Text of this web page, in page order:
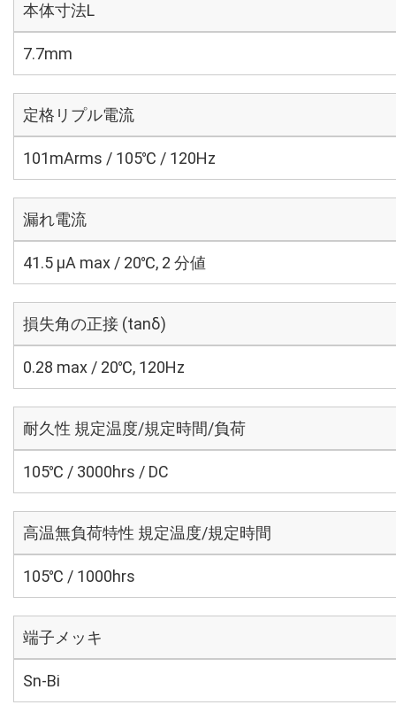
本体寸法L
7.7mm
定格リプル電流
101mArms / 105℃ / 120Hz
漏れ電流
41.5 μA max / 20℃, 2 分値
損失角の正接 (tanδ)
0.28 max / 20℃, 120Hz
耐久性 規定温度/規定時間/負荷
105℃ / 3000hrs / DC
高温無負荷特性 規定温度/規定時間
105℃ / 1000hrs
端子メッキ
Sn-Bi